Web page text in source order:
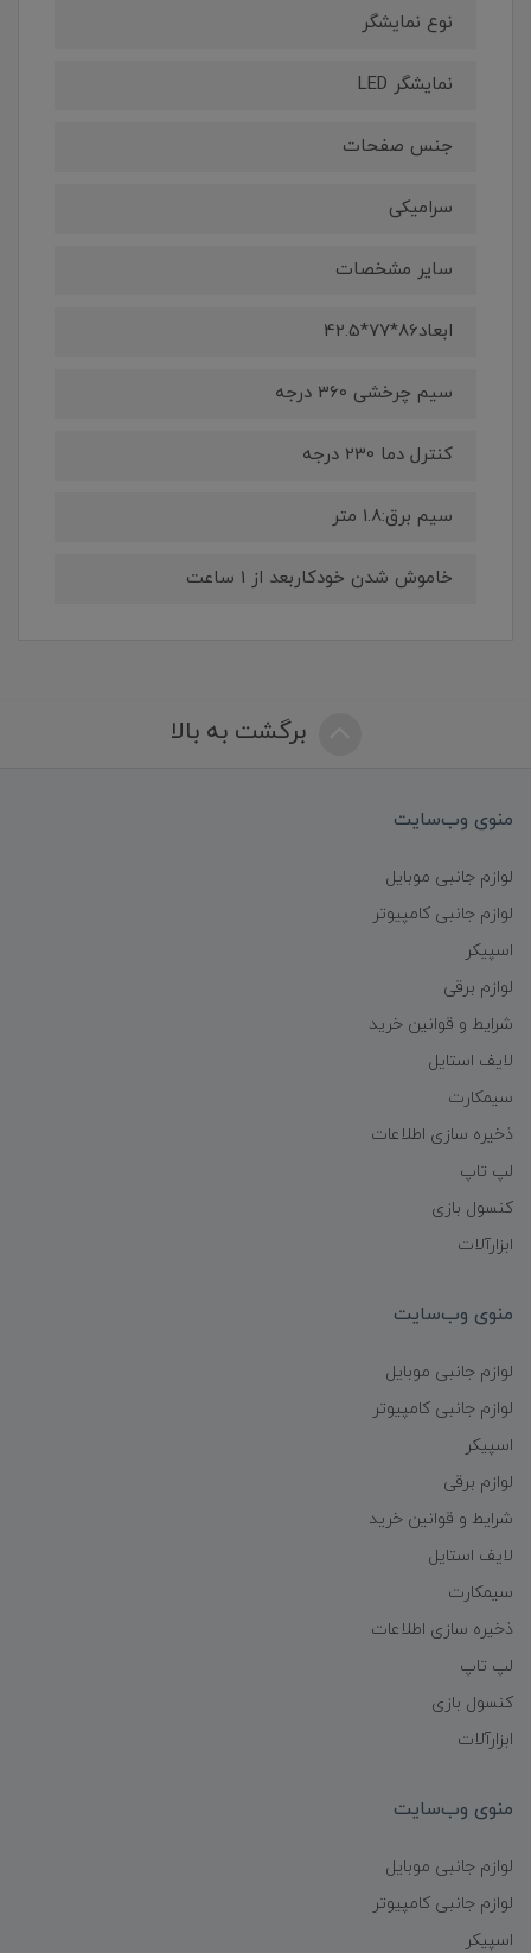
نوع نمایشگر
نمایشگر LED
جنس صفحات
سرامیکی
سایر مشخصات
ابعاد86*77*42.5
سیم چرخشی 360 درجه
کنترل دما 230 درجه
سیم برق:1.8 متر
خاموش شدن خودکاربعد از 1 ساعت
برگشت به بالا
منوی وب‌سایت
لوازم جانبی موبایل
لوازم جانبی کامپیوتر
اسپیکر
لوازم برقی
شرایط و قوانین خرید
لایف استایل
سیمکارت
ذخیره سازی اطلاعات
لپ تاپ
کنسول بازی
ابزارآلات
منوی وب‌سایت
لوازم جانبی موبایل
لوازم جانبی کامپیوتر
اسپیکر
لوازم برقی
شرایط و قوانین خرید
لایف استایل
سیمکارت
ذخیره سازی اطلاعات
لپ تاپ
کنسول بازی
ابزارآلات
منوی وب‌سایت
لوازم جانبی موبایل
لوازم جانبی کامپیوتر
اسپیکر